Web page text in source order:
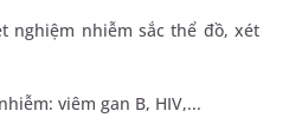
nghiệm nhiễm sắc thể đồ, xét
viêm gan B, HIV,...